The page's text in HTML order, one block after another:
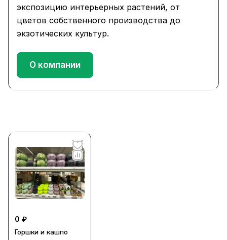
экспозицию интерьерных растений, от
цветов собственного производства до
экзотических культур.
О компании
0 ₽
Горшки и кашпо